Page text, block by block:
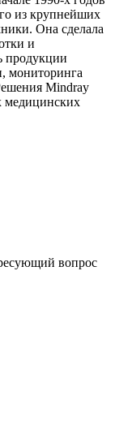
из крупнейших
Она сделала
и
продукции
мониторинга
Mindray
медицинских
вопрос